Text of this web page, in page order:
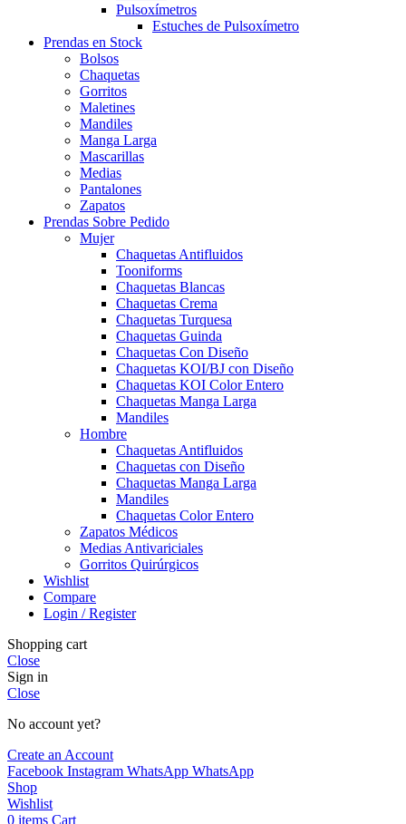
Pulsoxímetros
Estuches de Pulsoxímetro
Prendas en Stock
Bolsos
Chaquetas
Gorritos
Maletines
Mandiles
Manga Larga
Mascarillas
Medias
Pantalones
Zapatos
Prendas Sobre Pedido
Mujer
Chaquetas Antifluidos
Tooniforms
Chaquetas Blancas
Chaquetas Crema
Chaquetas Turquesa
Chaquetas Guinda
Chaquetas Con Diseño
Chaquetas KOI/BJ con Diseño
Chaquetas KOI Color Entero
Chaquetas Manga Larga
Mandiles
Hombre
Chaquetas Antifluidos
Chaquetas con Diseño
Chaquetas Manga Larga
Mandiles
Chaquetas Color Entero
Zapatos Médicos
Medias Antivariciales
Gorritos Quirúrgicos
Wishlist
Compare
Login / Register
Shopping cart
Close
Sign in
Close
No account yet?
Create an Account
Facebook Instagram WhatsApp WhatsApp
Shop
Wishlist
0 items Cart